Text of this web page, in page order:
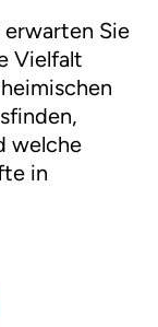
Sie
Vielfalt
welche
in